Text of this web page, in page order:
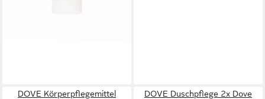
DOVE Körperpflegemittel
DOVE Duschpflege 2x Dove